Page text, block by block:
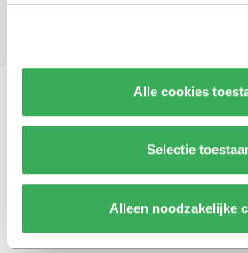
Alle cookies
Selectie
Alleen noodzakelijke
Vragen, opmerkingen of tips?
© 2026 -Over ons Disclaimer Adverteren